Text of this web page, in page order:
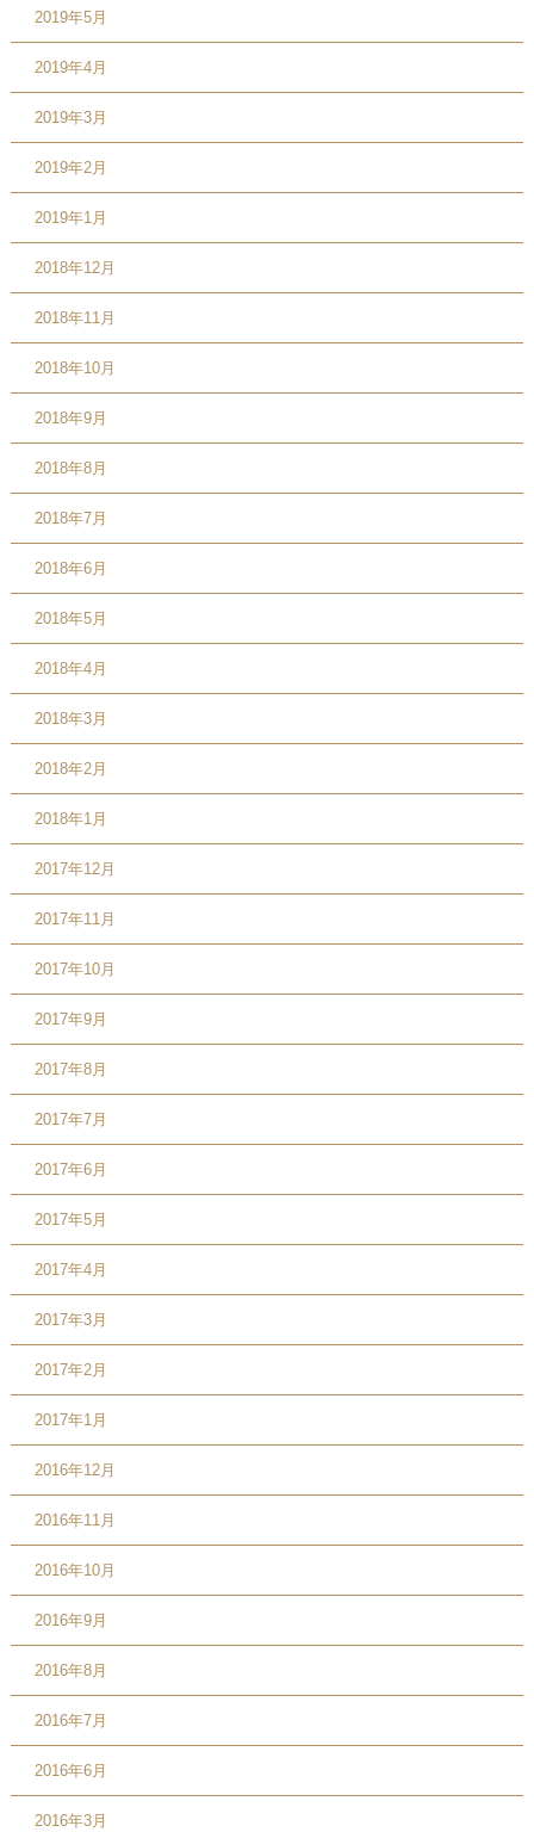
2019年5月
2019年4月
2019年3月
2019年2月
2019年1月
2018年12月
2018年11月
2018年10月
2018年9月
2018年8月
2018年7月
2018年6月
2018年5月
2018年4月
2018年3月
2018年2月
2018年1月
2017年12月
2017年11月
2017年10月
2017年9月
2017年8月
2017年7月
2017年6月
2017年5月
2017年4月
2017年3月
2017年2月
2017年1月
2016年12月
2016年11月
2016年10月
2016年9月
2016年8月
2016年7月
2016年6月
2016年3月